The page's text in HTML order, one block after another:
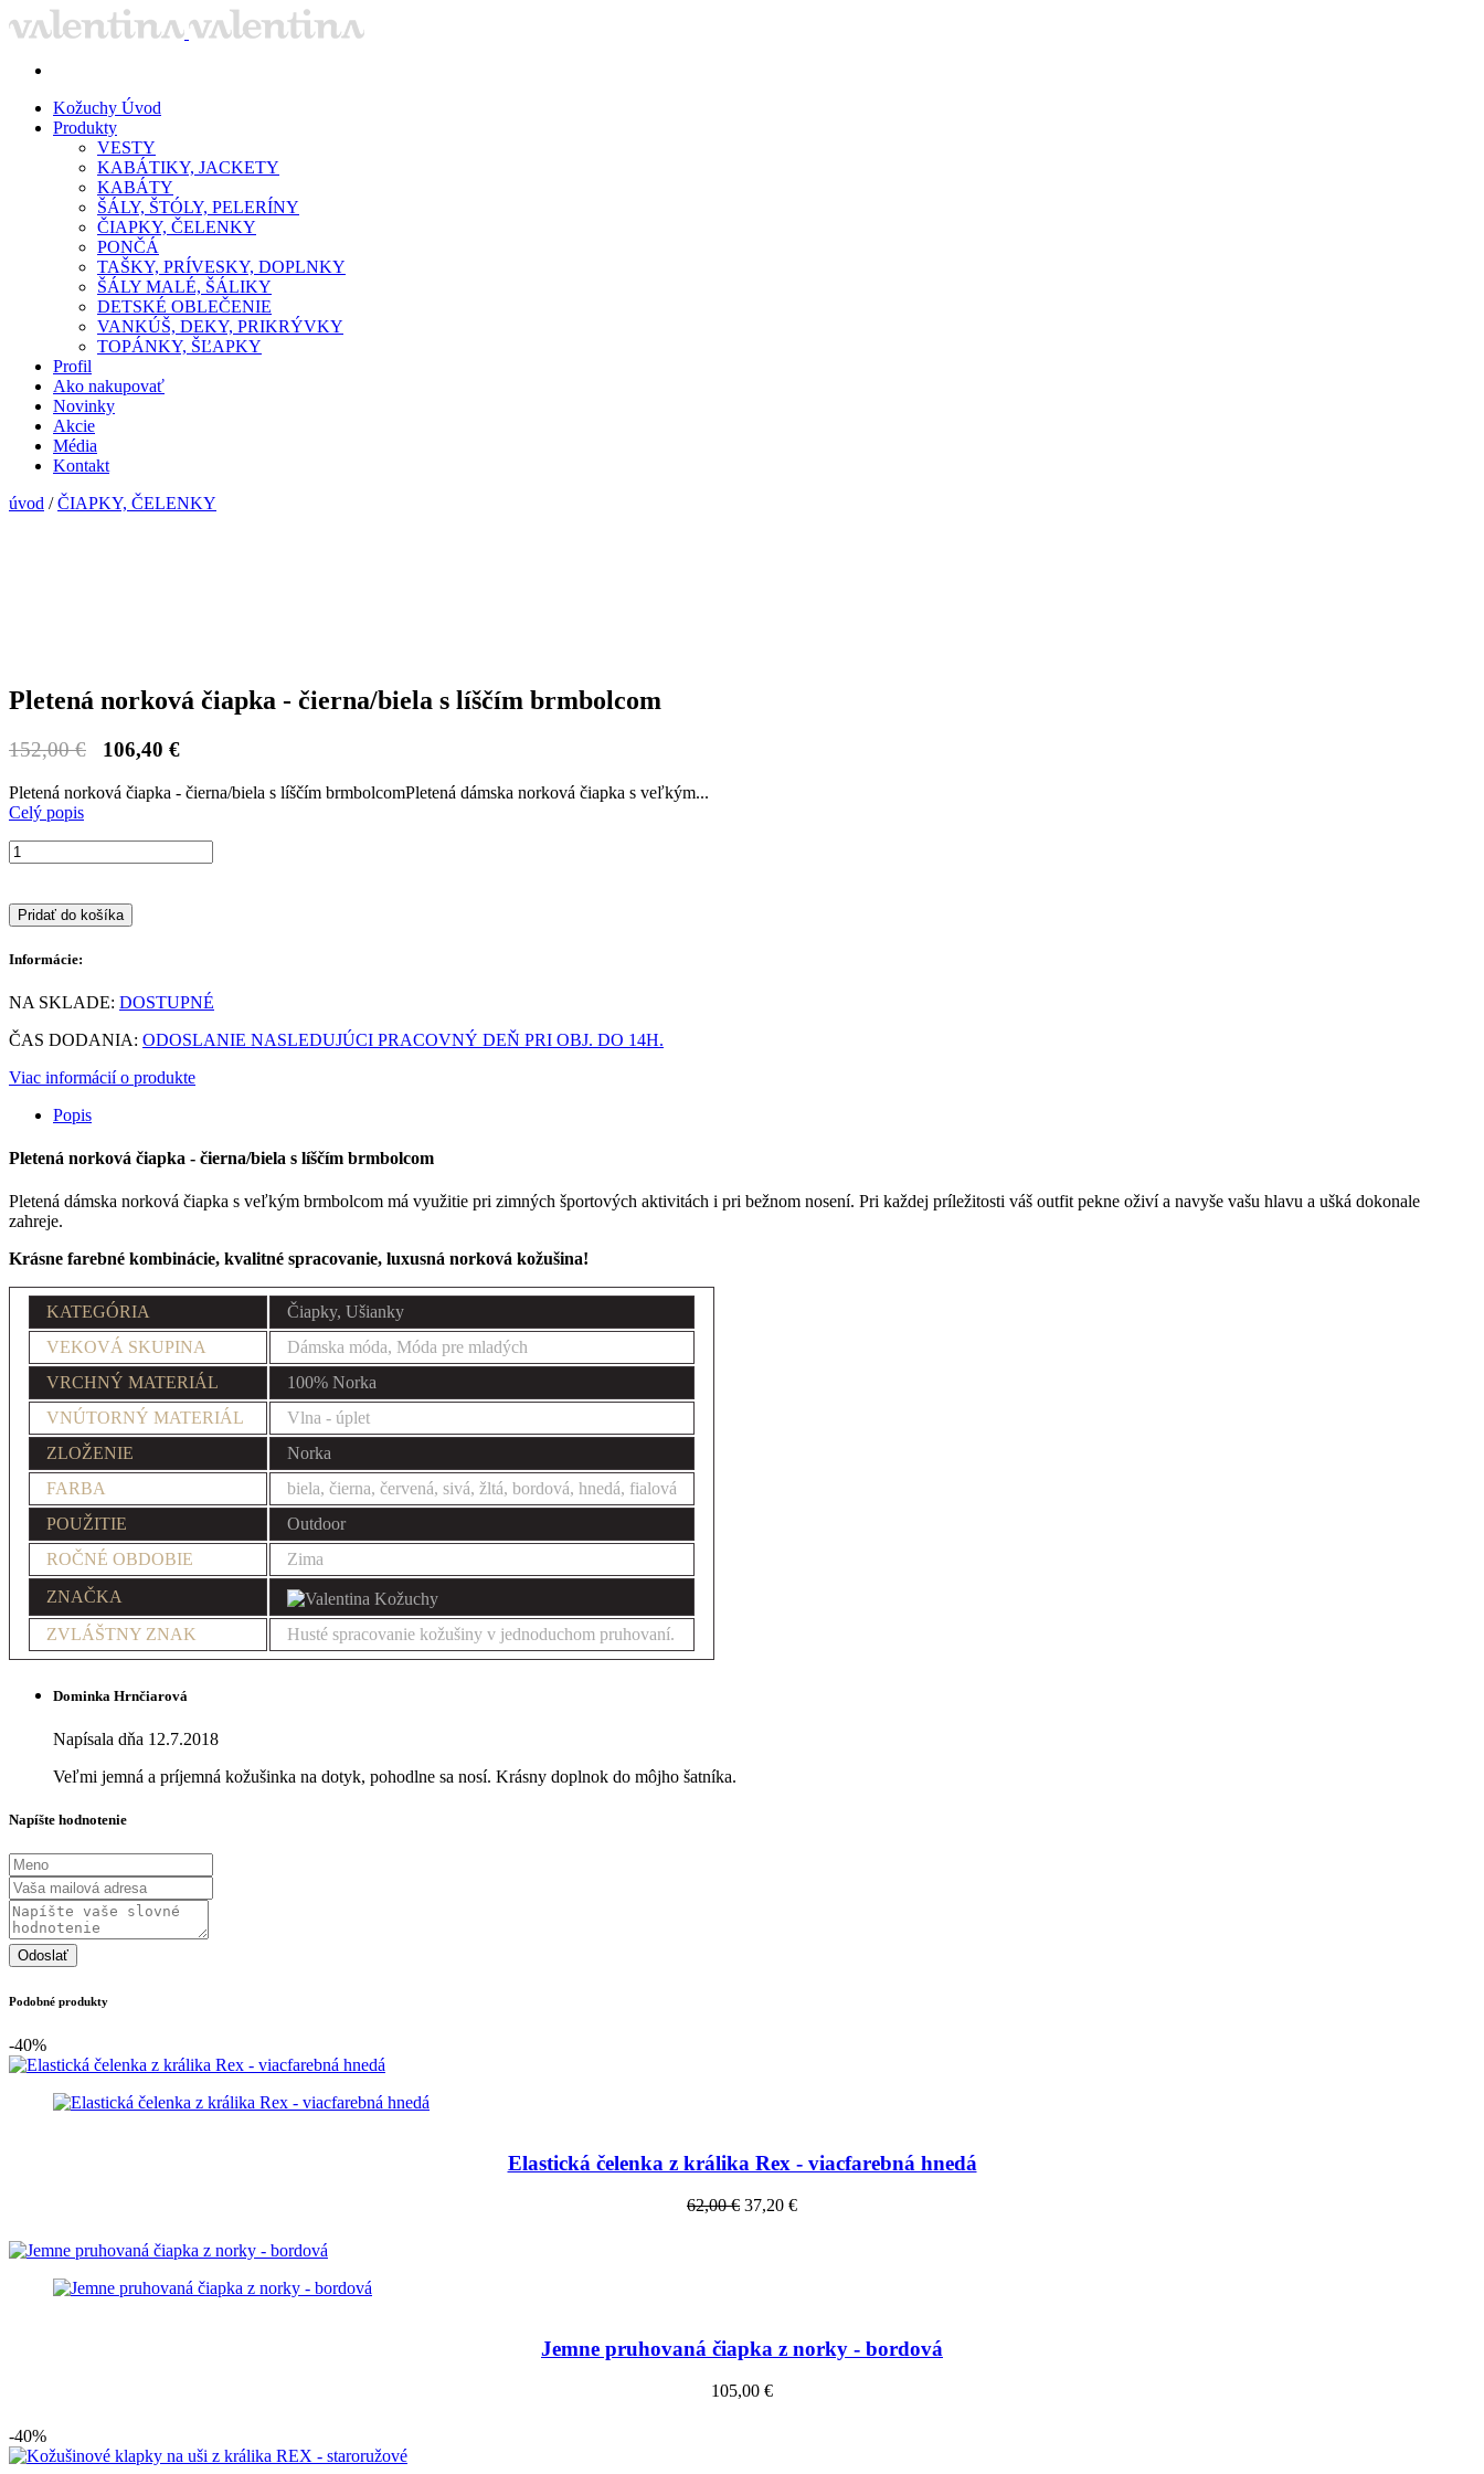
Kožuchy Úvod
Produkty
VESTY
KABÁTIKY, JACKETY
KABÁTY
ŠÁLY, ŠTÓLY, PELERÍNY
ČIAPKY, ČELENKY
PONČÁ
TAŠKY, PRÍVESKY, DOPLNKY
ŠÁLY MALÉ, ŠÁLIKY
DETSKÉ OBLEČENIE
VANKÚŠ, DEKY, PRIKRÝVKY
TOPÁNKY, ŠĽAPKY
Profil
Ako nakupovať
Novinky
Akcie
Média
Kontakt
úvod /ČIAPKY, ČELENKY
Pletená norková čiapka - čierna/biela s líščím brmbolcom
152,00 € 106,40 €
Pletená norková čiapka - čierna/biela s líščím brmbolcomPletená dámska norková čiapka s veľkým...
Celý popis
Pridať do košíka
Informácie:
NA SKLADE: DOSTUPNÉ
ČAS DODANIA: ODOSLANIE NASLEDUJÚCI PRACOVNÝ DEŇ PRI OBJ. DO 14H.
Viac informácií o produkte
Popis
Pletená norková čiapka - čierna/biela s líščím brmbolcom
Pletená dámska norková čiapka s veľkým brmbolcom má využitie pri zimných športových aktivitách i pri bežnom nosení. Pri každej príležitosti váš outfit pekne oživí a navyše vašu hlavu a ušká dokonale
zahreje.
Krásne farebné kombinácie, kvalitné spracovanie, luxusná norková kožušina!
KATEGÓRIA
Čiapky, Ušianky
VEKOVÁ SKUPINA
Dámska móda, Móda pre mladých
VRCHNÝ MATERIÁL
100% Norka
VNÚTORNÝ MATERIÁL
Vlna - úplet
ZLOŽENIE
Norka
FARBA
biela, čierna, červená, sivá, žltá, bordová, hnedá, fialová
POUŽITIE
Outdoor
ROČNÉ OBDOBIE
Zima
ZNAČKA
ZVLÁŠTNY ZNAK
Husté spracovanie kožušiny v jednoduchom pruhovaní.
Dominka Hrnčiarová
Napísala dňa 12.7.2018
Veľmi jemná a príjemná kožušinka na dotyk, pohodlne sa nosí. Krásny doplnok do môjho šatníka.
Napíšte hodnotenie
Odoslať
Podobné produkty
-40%
Elastická čelenka z králika Rex - viacfarebná hnedá
62,00 € 37,20 €
Jemne pruhovaná čiapka z norky - bordová
105,00 €
-40%